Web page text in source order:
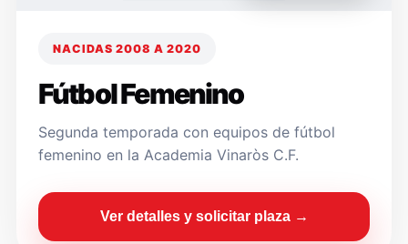
NACIDAS 2008 A 2020
Fútbol Femenino
Segunda temporada con equipos de fútbol
femenino en la Academia Vinaròs C.F.
Ver detalles y solicitar plaza →